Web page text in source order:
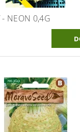
- NEON 0,4G